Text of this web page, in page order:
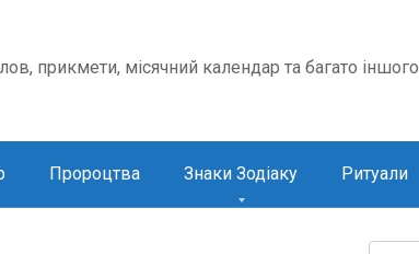
прикмети, місячний календар та багато іншого
Пророцтва Знаки Зодіаку Ритуали